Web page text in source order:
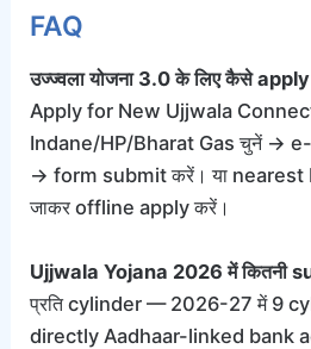
FAQ
उज्ज्वला योजना 3.0 के लिए कैसे
Apply for New Ujjwala
Indane/HP/Bharat Gas चुनें →
→ form submit करें। या nearest
जाकर offline apply करें।
Ujjwala Yojana 2026 में कितनी
प्रति cylinder — 2026-27 में 9
directly Aadhaar-linked bank